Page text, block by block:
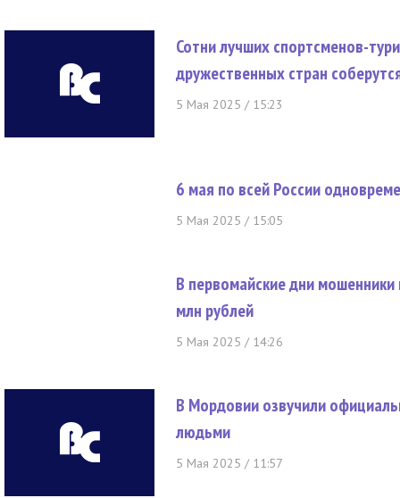
Сотни лучших спортсменов-
дружественных стран
5 Мая 2025 / 15:23
6 мая по всей России
5 Мая 2025 / 15:05
В первомайские дни
млн рублей
5 Мая 2025 / 14:26
В Мордовии озвучили
людьми
5 Мая 2025 / 11:57